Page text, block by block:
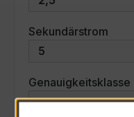
Sekundärstrom
Genauigkeitsklasse